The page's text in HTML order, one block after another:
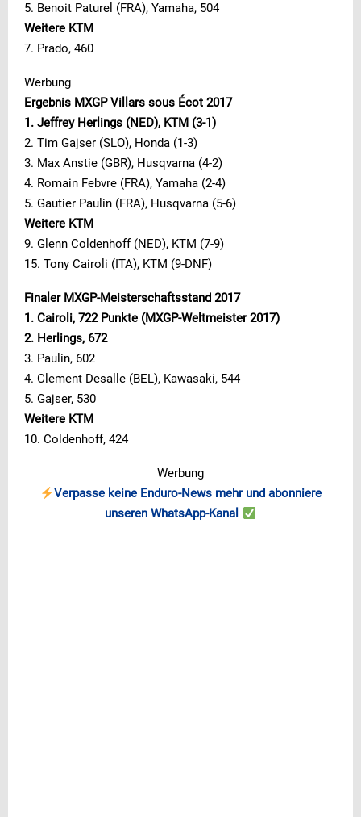
5. Benoit Paturel (FRA), Yamaha, 504
Weitere KTM
7. Prado, 460
Werbung
Ergebnis MXGP Villars sous Écot 2017
1. Jeffrey Herlings (NED), KTM (3-1)
2. Tim Gajser (SLO), Honda (1-3)
3. Max Anstie (GBR), Husqvarna (4-2)
4. Romain Febvre (FRA), Yamaha (2-4)
5. Gautier Paulin (FRA), Husqvarna (5-6)
Weitere KTM
9. Glenn Coldenhoff (NED), KTM (7-9)
15. Tony Cairoli (ITA), KTM (9-DNF)
Finaler MXGP-Meisterschaftsstand 2017
1. Cairoli, 722 Punkte (MXGP-Weltmeister 2017)
2. Herlings, 672
3. Paulin, 602
4. Clement Desalle (BEL), Kawasaki, 544
5. Gajser, 530
Weitere KTM
10. Coldenhoff, 424
Werbung
Verpasse keine Enduro-News mehr und abonniere
unseren WhatsApp-Kanal